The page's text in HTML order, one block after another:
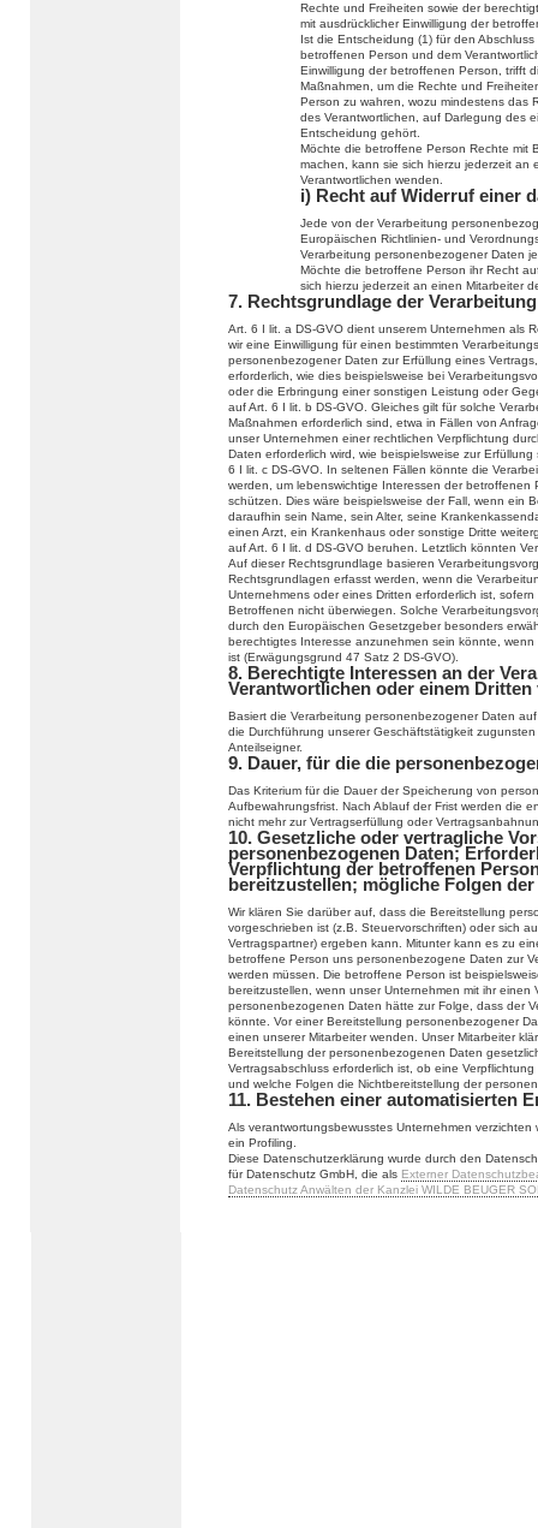
Rechte und Freiheiten sowie der
mit ausdrücklicher Einwilligung der
Ist die Entscheidung (1) für den
betroffenen Person und dem
Einwilligung der betroffenen Person, trifft
Maßnahmen, um die Rechte und
Person zu wahren, wozu mindestens das
des Verantwortlichen, auf Darlegung des
Entscheidung gehört.
Möchte die betroffene Person Rechte mit
machen, kann sie sich hierzu jederzeit an
Verantwortlichen wenden.
i) Recht auf Widerruf einer
Jede von der Verarbeitung
Europäischen Richtlinien- und
Verarbeitung personenbezogener Daten
Möchte die betroffene Person ihr Recht
sich hierzu jederzeit an einen Mitarbeiter
7. Rechtsgrundlage der Verarbeitung
Art. 6 I lit. a DS-GVO dient unserem Unternehmen als
wir eine Einwilligung für einen bestimmten
personenbezogener Daten zur Erfüllung eines
erforderlich, wie dies beispielsweise bei
oder die Erbringung einer sonstigen Leistung oder
auf Art. 6 I lit. b DS-GVO. Gleiches gilt für solche
Maßnahmen erforderlich sind, etwa in Fällen von
unser Unternehmen einer rechtlichen Verpflichtung
Daten erforderlich wird, wie beispielsweise zur
6 I lit. c DS-GVO. In seltenen Fällen könnte die
werden, um lebenswichtige Interessen der
schützen. Dies wäre beispielsweise der Fall, wenn ein
daraufhin sein Name, sein Alter, seine
einen Arzt, ein Krankenhaus oder sonstige Dritte
auf Art. 6 I lit. d DS-GVO beruhen. Letztlich könnten
Auf dieser Rechtsgrundlage basieren
Rechtsgrundlagen erfasst werden, wenn die
Unternehmens oder eines Dritten erforderlich ist,
Betroffenen nicht überwiegen. Solche
durch den Europäischen Gesetzgeber besonders
berechtigtes Interesse anzunehmen sein könnte,
ist (Erwägungsgrund 47 Satz 2 DS-GVO).
8. Berechtigte Interessen an der
Verantwortlichen oder einem
Basiert die Verarbeitung personenbezogener Daten
die Durchführung unserer Geschäftstätigkeit
Anteilseigner.
9. Dauer, für die die
Das Kriterium für die Dauer der Speicherung von
Aufbewahrungsfrist. Nach Ablauf der Frist werden die
nicht mehr zur Vertragserfüllung oder
10. Gesetzliche oder vertragliche
personenbezogenen Daten;
Verpflichtung der betroffenen
bereitzustellen; mögliche Folgen
Wir klären Sie darüber auf, dass die Bereitstellung
vorgeschrieben ist (z.B. Steuervorschriften) oder sich
Vertragspartner) ergeben kann. Mitunter kann es zu
betroffene Person uns personenbezogene Daten zur
werden müssen. Die betroffene Person ist
bereitzustellen, wenn unser Unternehmen mit ihr
personenbezogenen Daten hätte zur Folge, dass der
könnte. Vor einer Bereitstellung personenbezogener
einen unserer Mitarbeiter wenden. Unser Mitarbeiter
Bereitstellung der personenbezogenen Daten
Vertragsabschluss erforderlich ist, ob eine
und welche Folgen die Nichtbereitstellung der
11. Bestehen einer automatisierten
Als verantwortungsbewusstes Unternehmen
ein Profiling.
Diese Datenschutzerklärung wurde durch den
für Datenschutz GmbH, die als Externer
Datenschutz Anwälten der Kanzlei WILDE BEUGER